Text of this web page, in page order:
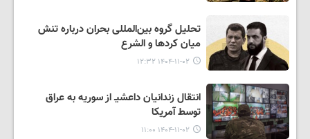
تحلیل گروه بین‌المللی بحران درباره تنش
میان کردها و الشرع
۱۴۰۴-۱۱-۰۲ ۱۲:۳۲
انتقال زندانیان داعشیـ از سوریه به عراق
توسط آمریکا
۱۴۰۴-۱۱-۰۲ ۱۱:۰۰